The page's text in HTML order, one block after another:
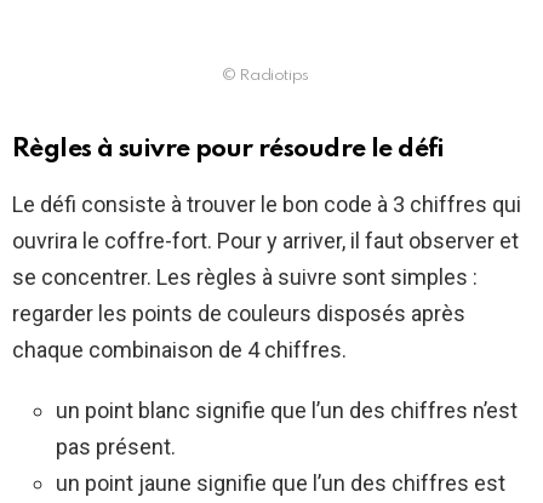
© Radiotips
Règles à suivre pour résoudre le défi
Le défi consiste à trouver le bon code à 3 chiffres qui
ouvrira le coffre-fort. Pour y arriver, il faut observer et
se concentrer. Les règles à suivre sont simples :
regarder les points de couleurs disposés après
chaque combinaison de 4 chiffres.
un point blanc signifie que l’un des chiffres n’est
pas présent.
un point jaune signifie que l’un des chiffres est